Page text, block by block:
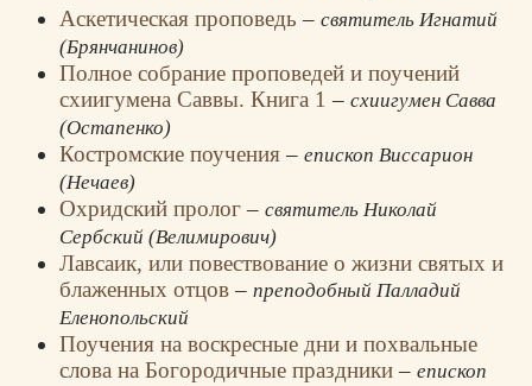
Аскетическая проповедь– святитель Игнатий
(Брянчанинов)
Полное собрание проповедей и поучений
схиигумена Саввы. Книга 1– схиигумен Савва
(Остапенко)
Костромские поучения– епископ Виссарион
(Нечаев)
Охридский пролог– святитель Николай
Сербский (Велимирович)
Лавсаик, или повествование о жизни святых и
блаженных отцов– преподобный Палладий
Еленопольский
Поучения на воскресные дни и похвальные
слова на Богородичные праздники– епископ